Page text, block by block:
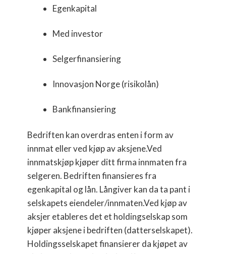
Egenkapital
Med investor
Selgerfinansiering
Innovasjon Norge (risikolån)
Bankfinansiering
Bedriften kan overdras enten i form av
innmat eller ved kjøp av aksjene.Ved
innmatskjøp kjøper ditt firma innmaten fra
selgeren. Bedriften finansieres fra
egenkapital og lån. Långiver kan da ta pant i
selskapets eiendeler/innmaten.Ved kjøp av
aksjer etableres det et holdingselskap som
kjøper aksjene i bedriften (datterselskapet).
Holdingsselskapet finansierer da kjøpet av